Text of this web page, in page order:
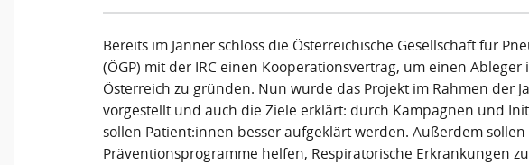
Bereits im Jänner schloss die Österreichische Gesellschaft für
(ÖGP) mit der IRC einen Kooperationsvertrag, um einen Ableger
Österreich zu gründen. Nun wurde das Projekt im Rahmen der
vorgestellt und auch die Ziele erklärt: durch Kampagnen und
sollen Patient:innen besser aufgeklärt werden. Außerdem sollen
Präventionsprogramme helfen, Respiratorische Erkrankungen